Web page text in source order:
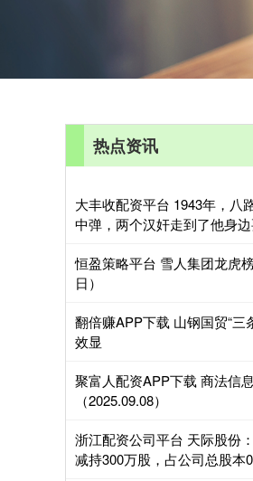
热点资讯
大丰收配资平台 1943年，八
中弹，两个汉奸走到了他身
恒盈策略平台 雪人集团龙虎
日）
翻倍赚APP下载 山钢国贸“三
效显
聚富人配资APP下载 商法信
（2025.09.08）
浙江配资公司平台 天际股份
减持300万股，占公司总股本